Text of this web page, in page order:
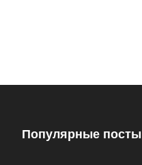
Популярные посты